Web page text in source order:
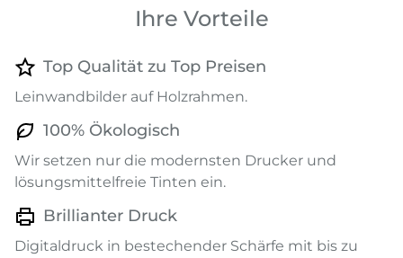
Ihre Vorteile
Top Qualität zu Top Preisen
Leinwandbilder auf Holzrahmen.
100% Ökologisch
Wir setzen nur die modernsten Drucker und
lösungsmittelfreie Tinten ein.
Brillianter Druck
Digitaldruck in bestechender Schärfe mit bis zu